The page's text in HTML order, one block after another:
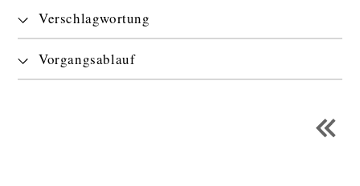
Verschlagwortung
Vorgangsablauf